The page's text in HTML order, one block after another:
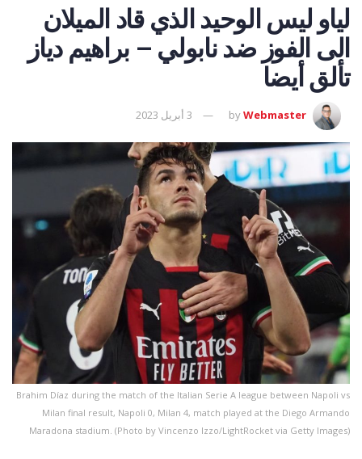
لياو ليس الوحيد الذي قاد الميلان
الى الفوز ضد نابولي – براهيم دياز
تألق أيضا
byWebmaster 3 أبريل 2023
Brahim Díaz during the match of the Italian Serie A league between Napoli vs
Milan final result, Napoli 0, Milan 4, match played at the Diego Armando
Maradona stadium. (Photo by Vincenzo Izzo/LightRocket via Getty Images)